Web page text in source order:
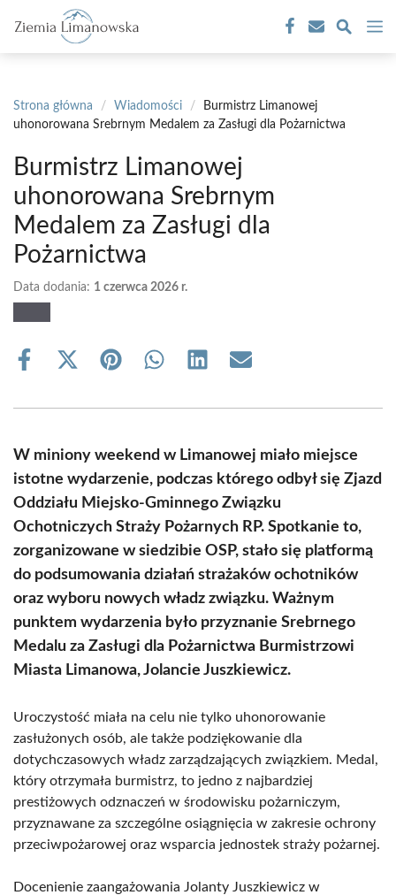
treści
Strona główna / Wiadomości /
Burmistrz Limanowej
uhonorowana Srebrnym Medalem za Zasługi dla Pożarnictwa
Burmistrz Limanowej
uhonorowana Srebrnym
Medalem za Zasługi dla
Pożarnictwa
Data dodania: 1 czerwca 2026 r.
Share
Share
(Twitter)
Share Share Share Share
W miniony weekend w Limanowej miało miejsce
istotne wydarzenie, podczas którego odbył się Zjazd
Oddziału Miejsko-Gminnego Związku
Ochotniczych Straży Pożarnych RP. Spotkanie to,
zorganizowane w siedzibie OSP, stało się platformą
do podsumowania działań strażaków ochotników
oraz wyboru nowych władz związku. Ważnym
punktem wydarzenia było przyznanie Srebrnego
Medalu za Zasługi dla Pożarnictwa Burmistrzowi
Miasta Limanowa, Jolancie Juszkiewicz.
Uroczystość miała na celu nie tylko uhonorowanie
zasłużonych osób, ale także podziękowanie dla
dotychczasowych władz zarządzających związkiem. Medal,
który otrzymała burmistrz, to jedno z najbardziej
prestiżowych odznaczeń w środowisku pożarniczym,
przyznawane za szczególne osiągnięcia w zakresie ochrony
przeciwpożarowej oraz wsparcia jednostek straży pożarnej.
Docenienie zaangażowania Jolanty Juszkiewicz w